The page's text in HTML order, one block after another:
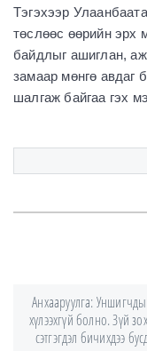
Тэгэхээр
төслөөс өөрийн
байдлыг ашиглан, аж
замаар мөнгө авдаг
шалгаж байгаа гэх
Анхааруулга:
хүлээхгүй болно. Зүй
сэтгэгдэл бичихдээ